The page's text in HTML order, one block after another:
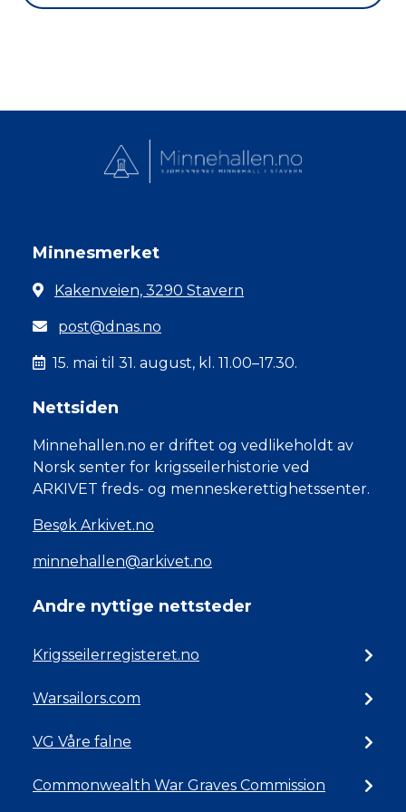
Minnesmerket
Kakenveien, 3290 Stavern
post@dnas.no
15. mai til 31. august, kl. 11.00–17.30.
Nettsiden
Minnehallen.no er driftet og vedlikeholdt av
Norsk senter for krigsseilerhistorie ved
ARKIVET freds- og menneskerettighetssenter.
Besøk Arkivet.no
minnehallen@arkivet.no
Andre nyttige nettsteder
Krigsseilerregisteret.no
Warsailors.com
VG Våre falne
Commonwealth War Graves Commission